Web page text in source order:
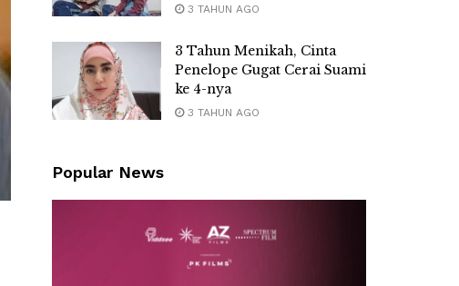
3 TAHUN AGO
3 Tahun Menikah, Cinta
Penelope Gugat Cerai Suami
ke 4-nya
3 TAHUN AGO
Popular News